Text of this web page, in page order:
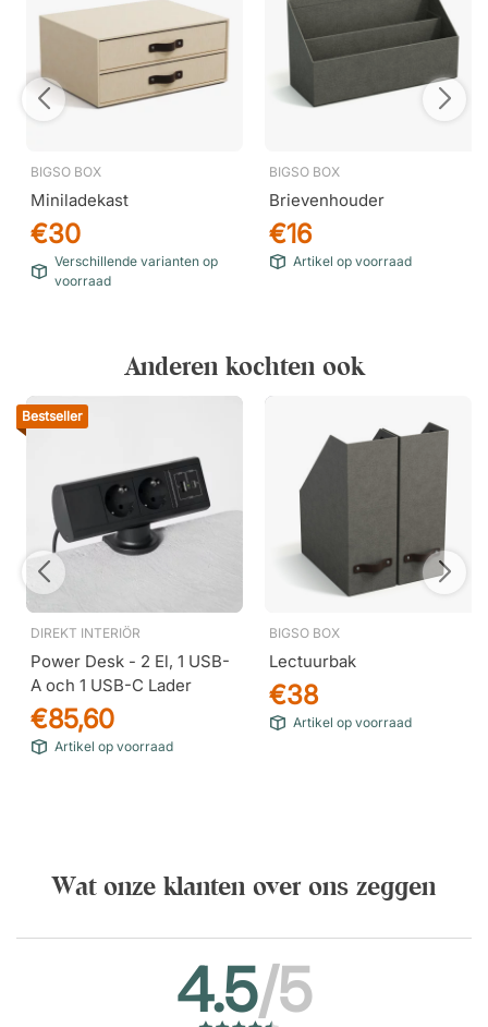
BIGSO BOX
Miniladekast
€30
Verschillende varianten op
voorraad
BIGSO BOX
Brievenhouder
€16
Artikel op voorraad
Anderen kochten ook
Bestseller
DIREKT INTERIÖR
Power Desk - 2 El, 1 USB-
A och 1 USB-C Lader
€85,60
Artikel op voorraad
BIGSO BOX
Lectuurbak
€38
Artikel op voorraad
Wat onze klanten over ons zeggen
4.5/5